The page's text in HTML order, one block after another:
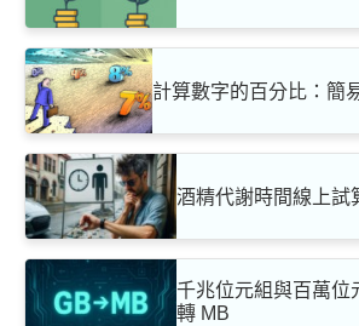
計算數字的百分比：簡
酒精代謝時間線上試
千兆位元組與百萬位
轉 MB